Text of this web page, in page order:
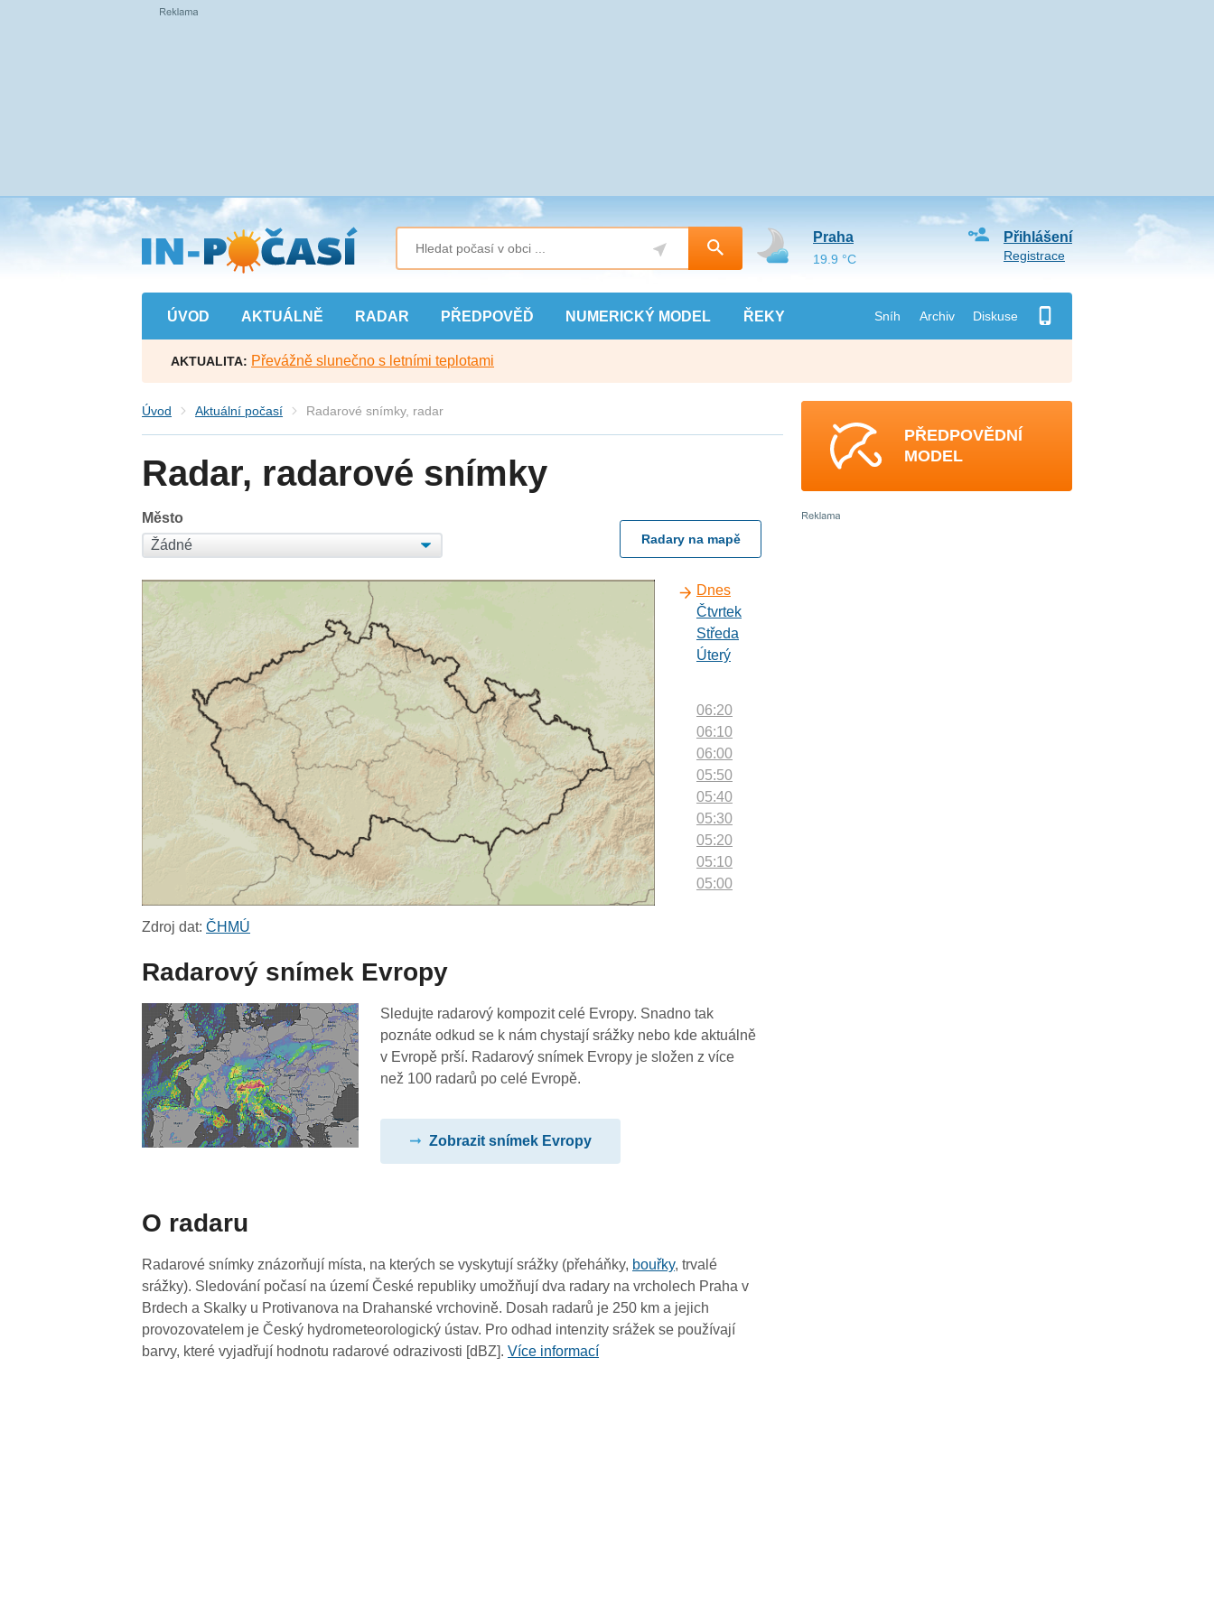
Přejít
na
hlavní
obsah
ÚVOD AKTUÁLNĚ RADAR PŘEDPOVĚĎ NUMERICKÝ MODEL ŘEKY Sníh Archiv Diskuse
Přihlášení
Registrace
Praha
19.9 °C
AKTUALITA: Převážně slunečno s letními teplotami
Úvod Aktuální počasí Radarové snímky, radar
Radar, radarové snímky
Město
Radary na mapě
Dnes
Čtvrtek
Středa
Úterý
06:20
06:10
06:00
05:50
05:40
05:30
05:20
05:10
05:00
04:00
03:50
03:40
02:00
01:50
01:40
01:30
Zdroj dat:ČHMÚ
Radarový snímek Evropy
Sledujte radarový kompozit celé Evropy. Snadno tak
poznáte odkud se k nám chystají srážky nebo kde aktuálně
v Evropě prší. Radarový snímek Evropy je složen z více
než 100 radarů po celé Evropě.
Zobrazit snímek Evropy
O radaru
Radarové snímky znázorňují místa, na kterých se vyskytují srážky (přeháňky, bouřky, trvalé
srážky). Sledování počasí na území České republiky umožňují dva radary na vrcholech Praha v
Brdech a Skalky u Protivanova na Drahanské vrchovině. Dosah radarů je 250 km a jejich
provozovatelem je Český hydrometeorologický ústav. Pro odhad intenzity srážek se používají
barvy, které vyjadřují hodnotu radarové odrazivosti [dBZ].Více informací
PŘEDPOVĚDNÍ
MODEL